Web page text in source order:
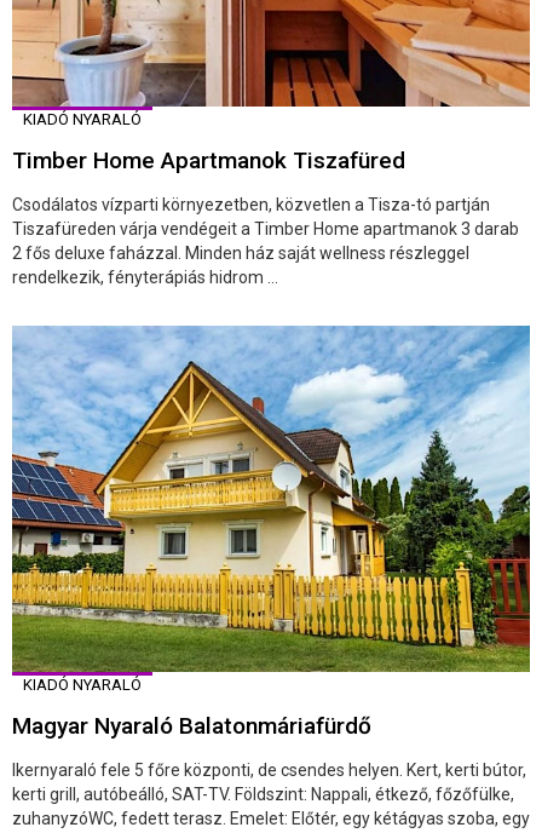
KIADÓ NYARALÓ
Timber Home Apartmanok Tiszafüred
Csodálatos vízparti környezetben, közvetlen a Tisza-tó partján
Tiszafüreden várja vendégeit a Timber Home apartmanok 3 darab
2 fős deluxe faházzal. Minden ház saját wellness részleggel
rendelkezik, fényterápiás hidrom ...
KIADÓ NYARALÓ
Magyar Nyaraló Balatonmáriafürdő
Ikernyaraló fele 5 főre központi, de csendes helyen. Kert, kerti bútor,
kerti grill, autóbeálló, SAT-TV. Földszint: Nappali, étkező, főzőfülke,
zuhanyzóWC, fedett terasz. Emelet: Előtér, egy kétágyas szoba, egy